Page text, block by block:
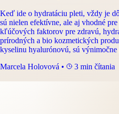
Keď ide o hydratáciu pleti, vždy je
sú nielen efektívne, ale aj vhodné
kľúčových faktorov pre zdravú,
prírodných a bio kozmetických
kyselinu hyalurónovú, sú výnimočne
Marcela Holovová • 3 min čítania